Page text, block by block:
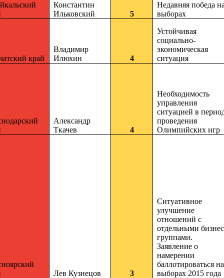
Константин
Ильковский
5
Недавняя победа
выборах
край
Владимир
Илюхин
4
Устойчивая
социально-
экономическая
ситуация
Александр
Ткачев
4
Необходимость
управления
ситуацией в
проведения
Олимпийских игр
Лев Кузнецов 3
Ситуативное
улучшение
отношений с
отдельными
группами.
Заявление о
намерении
баллотироваться на
выборах 2015 года